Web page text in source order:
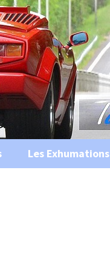
Les Exhumations